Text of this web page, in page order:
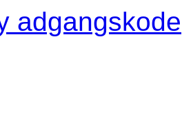
adgangskode